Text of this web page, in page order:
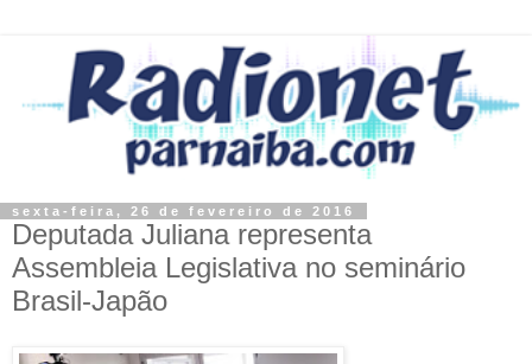
sexta-feira, 26 de fevereiro de 2016
Deputada Juliana representa
Assembleia Legislativa no seminário
Brasil-Japão